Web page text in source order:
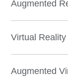
Augmented
Virtual Reality
Augmented